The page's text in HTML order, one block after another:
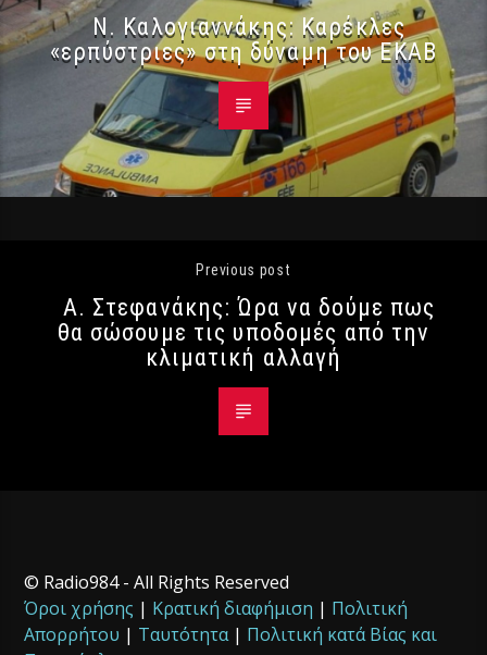
Ν. Καλογιαννάκης: Καρέκλες
«ερπύστριες» στη δύναμη του ΕΚΑΒ
Previous post
Α. Στεφανάκης: Ώρα να δούμε πως
θα σώσουμε τις υποδομές από την
κλιματική αλλαγή
© Radio984 - All Rights Reserved
Όροι χρήσης | Κρατική διαφήμιση | Πολιτική
Απορρήτου | Ταυτότητα| Πολιτική κατά Βίας και